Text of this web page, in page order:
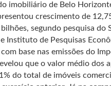
imobiliário de Belo
crescimento de
segundo pesquisa
Instituto de Pesquisas
base nas emissões do
que o valor médio dos
do total de imóveis